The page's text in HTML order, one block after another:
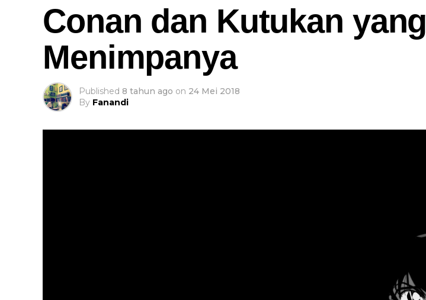
Conan dan Kutukan yang
Menimpanya
Published 8 tahun ago on 24 Mei 2018
By Fanandi